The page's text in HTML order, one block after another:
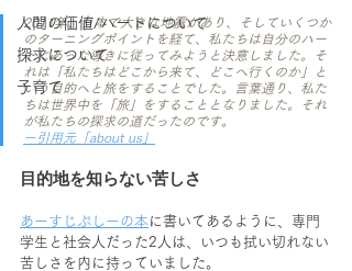
人間の価値/ハートについて
探求について
子育て
2011年、日本で大きな地震があり、そしていくつか
のターニングポイントを経て、私たちは自分のハー
トにあった導きに従ってみようと決意しました。そ
れは「私たちはどこから来て、どこへ行くのか」と
いう目的へと旅をすることでした。言葉通り、私た
ちは世界中を「旅」をすることとなりました。それ
が私たちの探求の道だったのです。
ー引用元「about us」
目的地を知らない苦しさ
あーすじぷしーの本 に書いてあるように、専門
学生と社会人だった2人は、いつも拭い切れない
苦しさを内に持っていました。